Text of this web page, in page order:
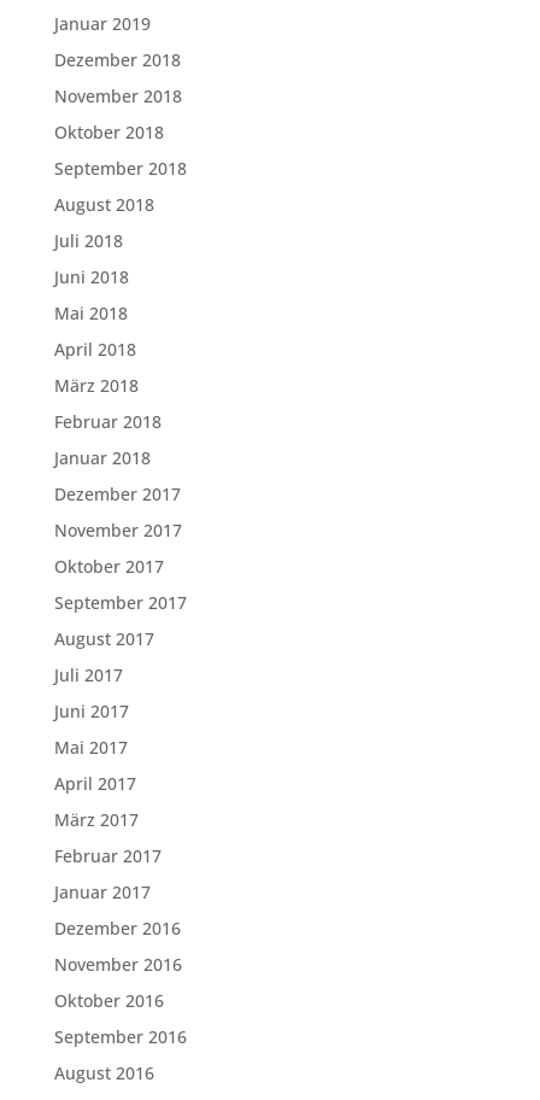
Januar 2019
Dezember 2018
November 2018
Oktober 2018
September 2018
August 2018
Juli 2018
Juni 2018
Mai 2018
April 2018
März 2018
Februar 2018
Januar 2018
Dezember 2017
November 2017
Oktober 2017
September 2017
August 2017
Juli 2017
Juni 2017
Mai 2017
April 2017
März 2017
Februar 2017
Januar 2017
Dezember 2016
November 2016
Oktober 2016
September 2016
August 2016